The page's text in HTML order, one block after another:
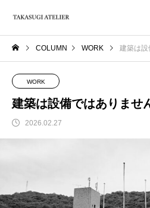
COLUMN WORK 建築は設
WORK
建築は設備ではありませ
2026.02.27